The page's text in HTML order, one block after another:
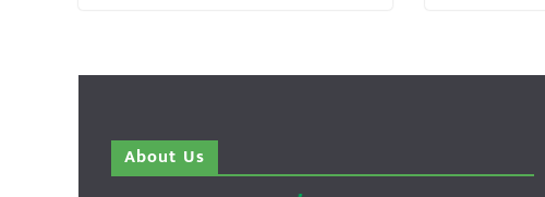
About Us